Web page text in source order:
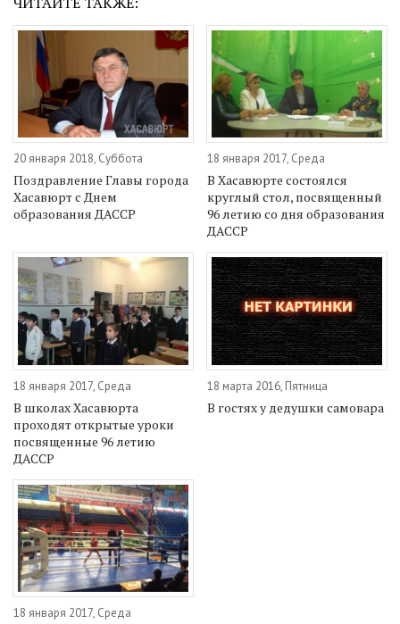
20 января 2018, Суббота
Поздравление Главы города
Хасавюрт с Днем
образования ДАССР
18 января 2017, Среда
В Хасавюрте состоялся
круглый стол, посвященный
96 летию со дня образования
ДАССР
18 января 2017, Среда
В школах Хасавюрта
проходят открытые уроки
посвященные 96 летию
ДАССР
18 марта 2016, Пятница
В гостях у дедушки самовара
18 января 2017, Среда